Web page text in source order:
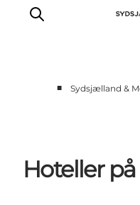
Events
Spis
■ Sydsjælland &
Hoteller